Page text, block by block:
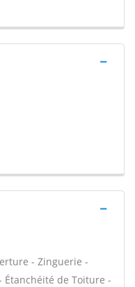
- Zinguerie -
Étanchéité de Toiture -